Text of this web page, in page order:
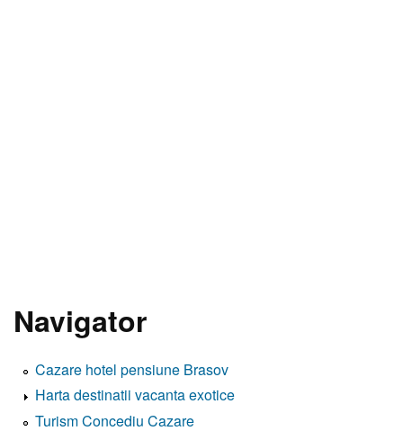
Navigator
Cazare hotel pensiune Brasov
Harta destinatii vacanta exotice
Turism Concediu Cazare